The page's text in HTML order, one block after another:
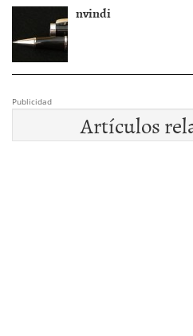
nvindi
Publicidad
Artículos